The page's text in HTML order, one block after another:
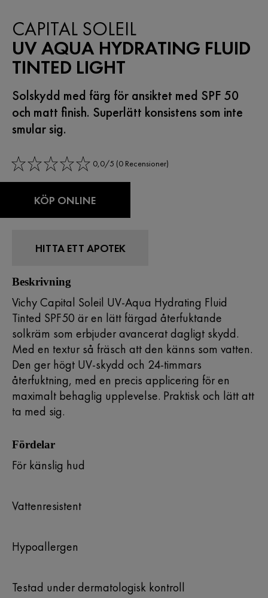
CAPITAL SOLEIL
UV AQUA HYDRATING FLUID
TINTED LIGHT
Solskydd med färg för ansiktet med SPF 50
och matt finish. Superlätt konsistens som inte
smular sig.
0,0/5 (0 Recensioner)
KÖP ONLINE
HITTA ETT APOTEK
Beskrivning
Vichy Capital Soleil UV-Aqua Hydrating Fluid
Tinted SPF50 är en lätt färgad återfuktande
solkräm som erbjuder avancerat dagligt skydd.
Med en textur så fräsch att den känns som vatten.
Den ger högt UV-skydd och 24-timmars
återfuktning, med en precis applicering för en
maximalt behaglig upplevelse. Praktisk och lätt att
ta med sig.
Fördelar
För känslig hud
Vattenresistent
Hypoallergen
Testad under dermatologisk kontroll